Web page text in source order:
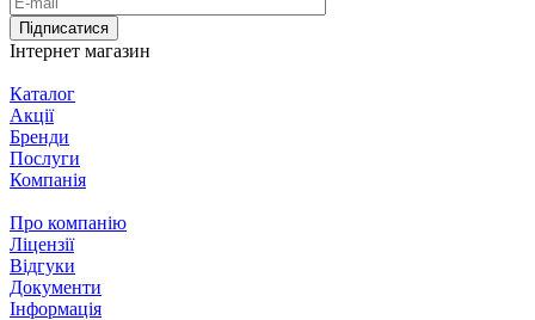
Підписатися
Інтернет магазин
Каталог
Акції
Бренди
Послуги
Компанія
Про компанію
Ліцензії
Відгуки
Документи
Інформація